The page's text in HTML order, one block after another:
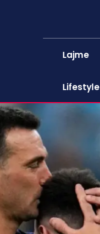
Lajme
Lifestyle